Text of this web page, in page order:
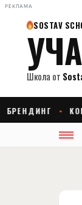
РЕКЛАМА